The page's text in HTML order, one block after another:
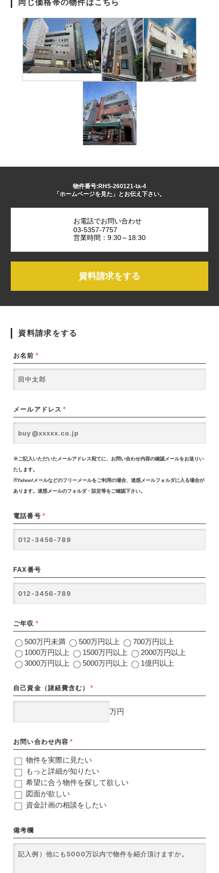
同じ価格帯の物件はこちら
物件番号:RHS-260121-ta-4
「ホームページを見た」とお伝え下さい。
お電話でお問い合わせ
03-5357-7757
営業時間：9:30～18:30
資料請求をする
資料請求をする
お名前 *
メールアドレス *
※ご記入いただいたメールアドレス宛てに、お問い合わせ内容の確認メールをお送りい
たします。
※Yahoo!メールなどのフリーメールをご利用の場合、迷惑メールフォルダに入る場合が
あります。迷惑メールのフォルダ・設定等をご確認下さい。
電話番号 *
FAX番号
ご年収 *
500万円未満 500万円以上
700万円以上
1000万円以上
1500万円以上
2000万円以上
3000万円以上
5000万円以上 1億円以上
自己資金（諸経費含む） *
万円
お問い合わせ内容 *
物件を実際に見たい
もっと詳細が知りたい
希望に合う物件を探して欲しい
図面が欲しい
資金計画の相談をしたい
備考欄